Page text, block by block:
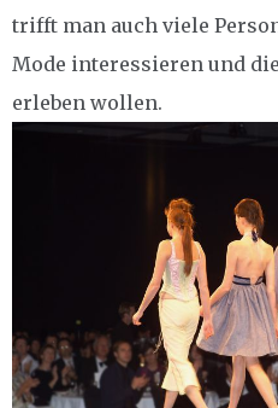
trifft man auch viele
Mode interessieren und
erleben wollen.